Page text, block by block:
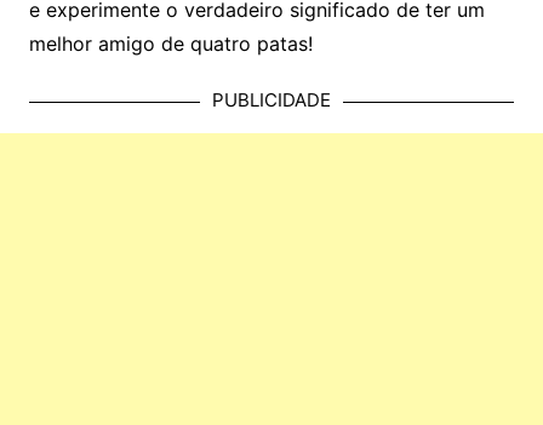
e experimente o verdadeiro significado de ter um
melhor amigo de quatro patas!
PUBLICIDADE